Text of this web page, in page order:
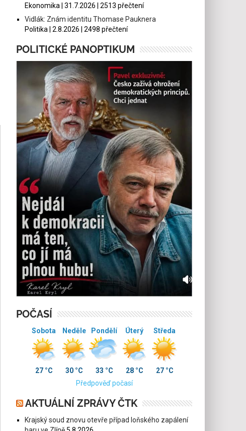
Ekonomika | 31.7.2026 | 2513 přečtení
Vidlák: Znám identitu Thomase Pauknera
Politika | 2.8.2026 | 2498 přečtení
POLITICKÉ PANOPTIKUM
POČASÍ
Sobota
27 °C
Neděle
30 °C
Pondělí
33 °C
Úterý
28 °C
Středa
27 °C
Předpověď počasí
AKTUÁLNÍ ZPRÁVY ČTK
Krajský soud znovu otevře případ loňského zapálení